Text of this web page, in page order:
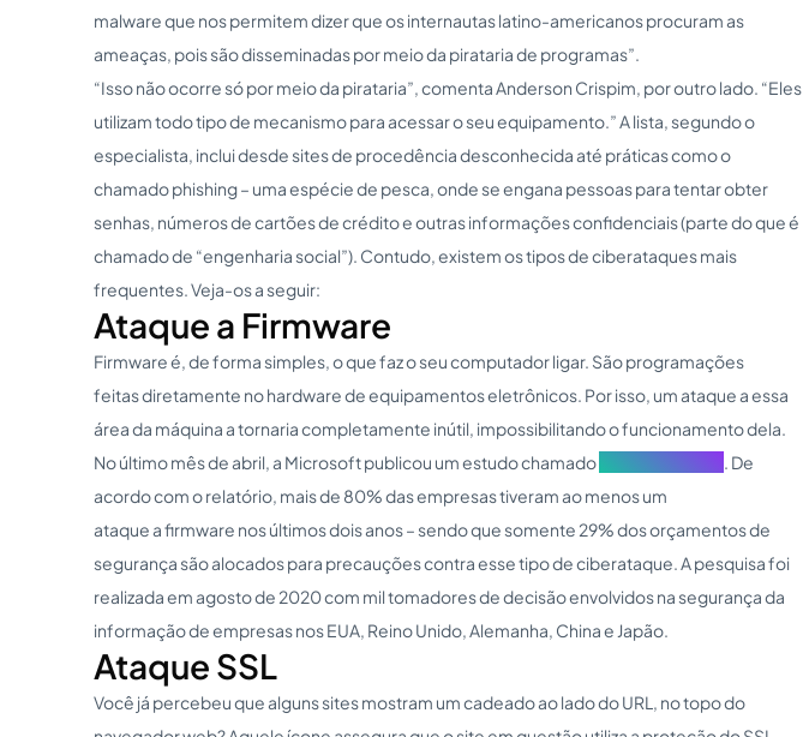
malware que nos permitem dizer que os internautas latino-americanos procuram as
ameaças, pois são disseminadas por meio da pirataria de programas”.
“Isso não ocorre só por meio da pirataria”, comenta Anderson Crispim, por outro lado. “Eles
utilizam todo tipo de mecanismo para acessar o seu equipamento.” A lista, segundo o
especialista, inclui desde sites de procedência desconhecida até práticas como o
chamado phishing – uma espécie de pesca, onde se engana pessoas para tentar obter
senhas, números de cartões de crédito e outras informações confidenciais (parte do que é
chamado de “engenharia social”). Contudo, existem os tipos de ciberataques mais
frequentes. Veja-os a seguir:
Ataque a Firmware
Firmware é, de forma simples, o que faz o seu computador ligar. São programações
feitas diretamente no hardware de equipamentos eletrônicos. Por isso, um ataque a essa
área da máquina a tornaria completamente inútil, impossibilitando o funcionamento dela.
No último mês de abril, a Microsoft publicou um estudo chamado
. De
acordo com o relatório, mais de 80% das empresas tiveram ao menos um
ataque a firmware nos últimos dois anos – sendo que somente 29% dos orçamentos de
segurança são alocados para precauções contra esse tipo de ciberataque. A pesquisa foi
realizada em agosto de 2020 com mil tomadores de decisão envolvidos na segurança da
informação de empresas nos EUA, Reino Unido, Alemanha, China e Japão.
Ataque SSL
Você já percebeu que alguns sites mostram um cadeado ao lado do URL, no topo do